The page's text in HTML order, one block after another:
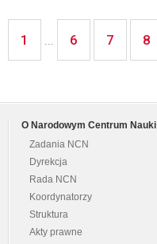
1 ... 6 7 8
O Narodowym Centrum Nauki
Zadania NCN
Dyrekcja
Rada NCN
Koordynatorzy
Struktura
Akty prawne